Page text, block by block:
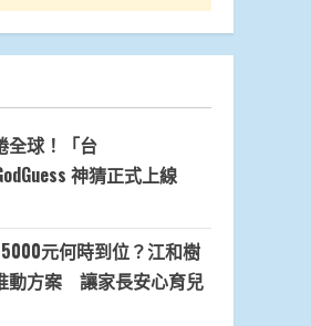
全球！「台
神猜正式上線
元何時到位？江和樹
動方案 讓家長安心育兒